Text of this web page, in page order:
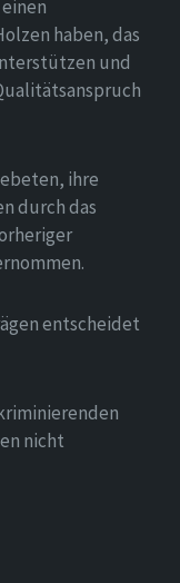
haben, das
und
ihre
durch das
entscheidet
nicht